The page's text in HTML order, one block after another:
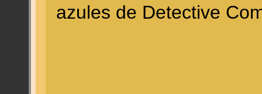
azules de Detective